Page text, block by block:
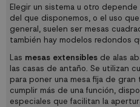
Elegir un sistema u otro
del que disponemos, o el uso
general, suelen ser mesas
también hay modelos redondos
Las mesas extensibles de alas
las casas de antaño. Se utilizan
para poner una mesa fija de
cumplir más de una función,
especiales que facilitan la